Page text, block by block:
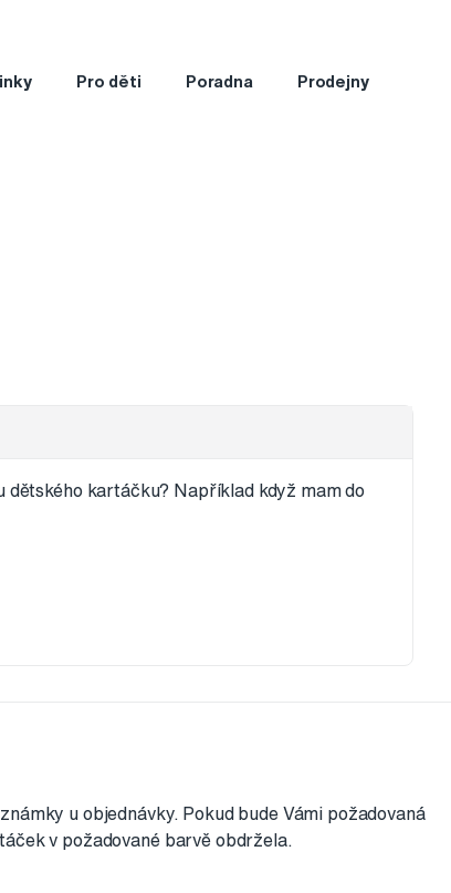
Pro děti Poradna Prodejny
kartáčku? Například když mam do
u objednávky. Pokud bude Vámi požadovaná
v požadované barvě obdržela.